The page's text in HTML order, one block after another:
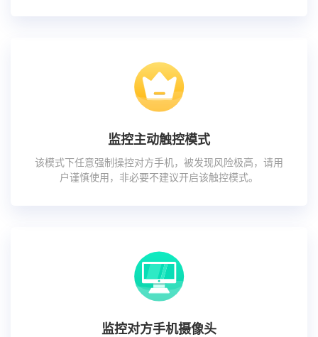
监控主动触控模式
该模式下任意强制操控对方手机，被发现风险极高，请用
户谨慎使用，非必要不建议开启该触控模式。
监控对方手机摄像头